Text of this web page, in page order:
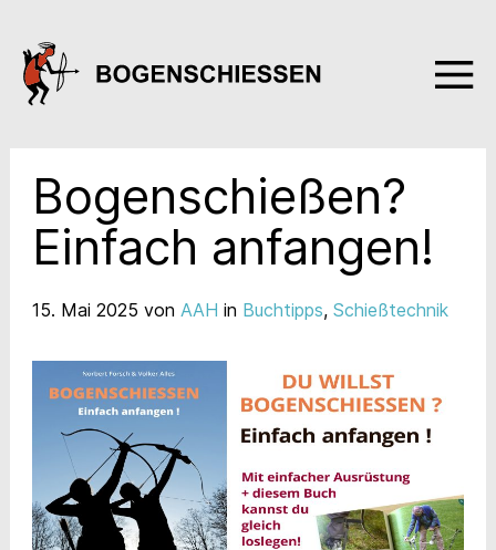
Bogenschießen?
Einfach anfangen!
15. Mai 2025 von AAH in Buchtipps, Schießtechnik